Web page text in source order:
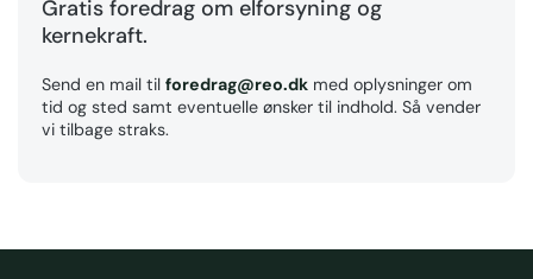
Gratis foredrag om elforsyning og
kernekraft.
Send en mail til foredrag@reo.dk med oplysninger om
tid og sted samt eventuelle ønsker til indhold. Så vender
vi tilbage straks.